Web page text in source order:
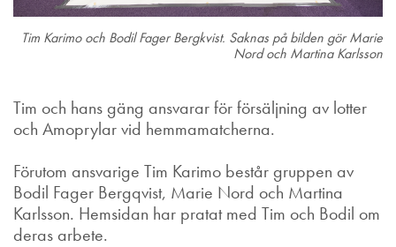
Tim Karimo och Bodil Fager Bergkvist. Saknas på bilden gör Marie
Nord och Martina Karlsson
Tim och hans gäng ansvarar för försäljning av lotter
och Amoprylar vid hemmamatcherna.
Förutom ansvarige Tim Karimo består gruppen av
Bodil Fager Bergqvist, Marie Nord och Martina
Karlsson. Hemsidan har pratat med Tim och Bodil om
deras arbete.